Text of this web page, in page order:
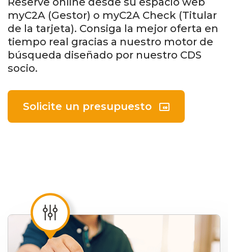
myC2A (Gestor) o myC2A Check (Titular
de la tarjeta). Consiga la mejor oferta en
tiempo real gracias a nuestro motor de
búsqueda diseñado por nuestro CDS
socio.
Solicite un presupuesto